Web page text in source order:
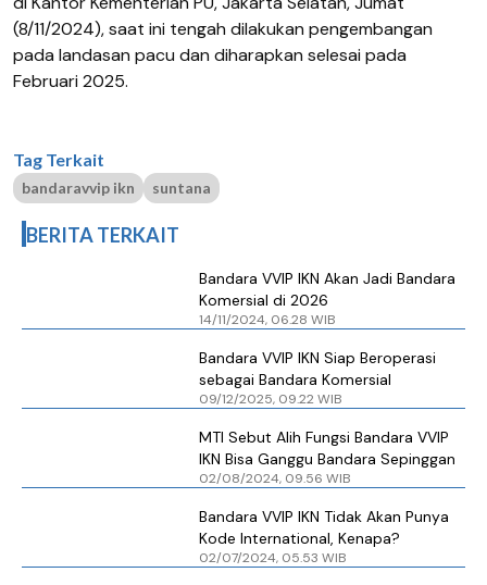
(8/11/2024), saat ini tengah dilakukan pengembangan
pada landasan pacu dan diharapkan selesai pada
Februari 2025.
Tag Terkait
bandaravvip ikn suntana
BERITA TERKAIT
Bandara VVIP IKN Akan Jadi Bandara
Komersial di 2026
14/11/2024, 06.28 WIB
Bandara VVIP IKN Siap Beroperasi
sebagai Bandara Komersial
09/12/2025, 09.22 WIB
MTI Sebut Alih Fungsi Bandara VVIP
IKN Bisa Ganggu Bandara Sepinggan
02/08/2024, 09.56 WIB
Bandara VVIP IKN Tidak Akan Punya
Kode International, Kenapa?
02/07/2024, 05.53 WIB